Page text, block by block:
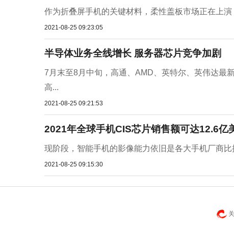
作为折叠屏手机的关键材料，柔性盖板市场正在上
2021-08-25 09:23:05
半导体业务全线增长 服务器芯片竞争加剧
7月末至8月中旬，高通、AMD、英特尔、英伟达最
高...
2021-08-25 09:21:53
2021年全球手机CIS芯片销售额可达12.6亿
现阶段，智能手机的影像能力依旧是各大手机厂商
2021-08-25 09:15:30